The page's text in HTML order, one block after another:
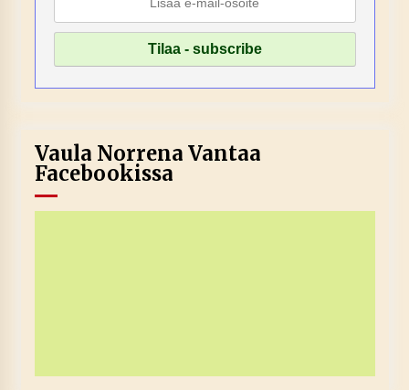
Vaula Norrena Vantaa
Facebookissa